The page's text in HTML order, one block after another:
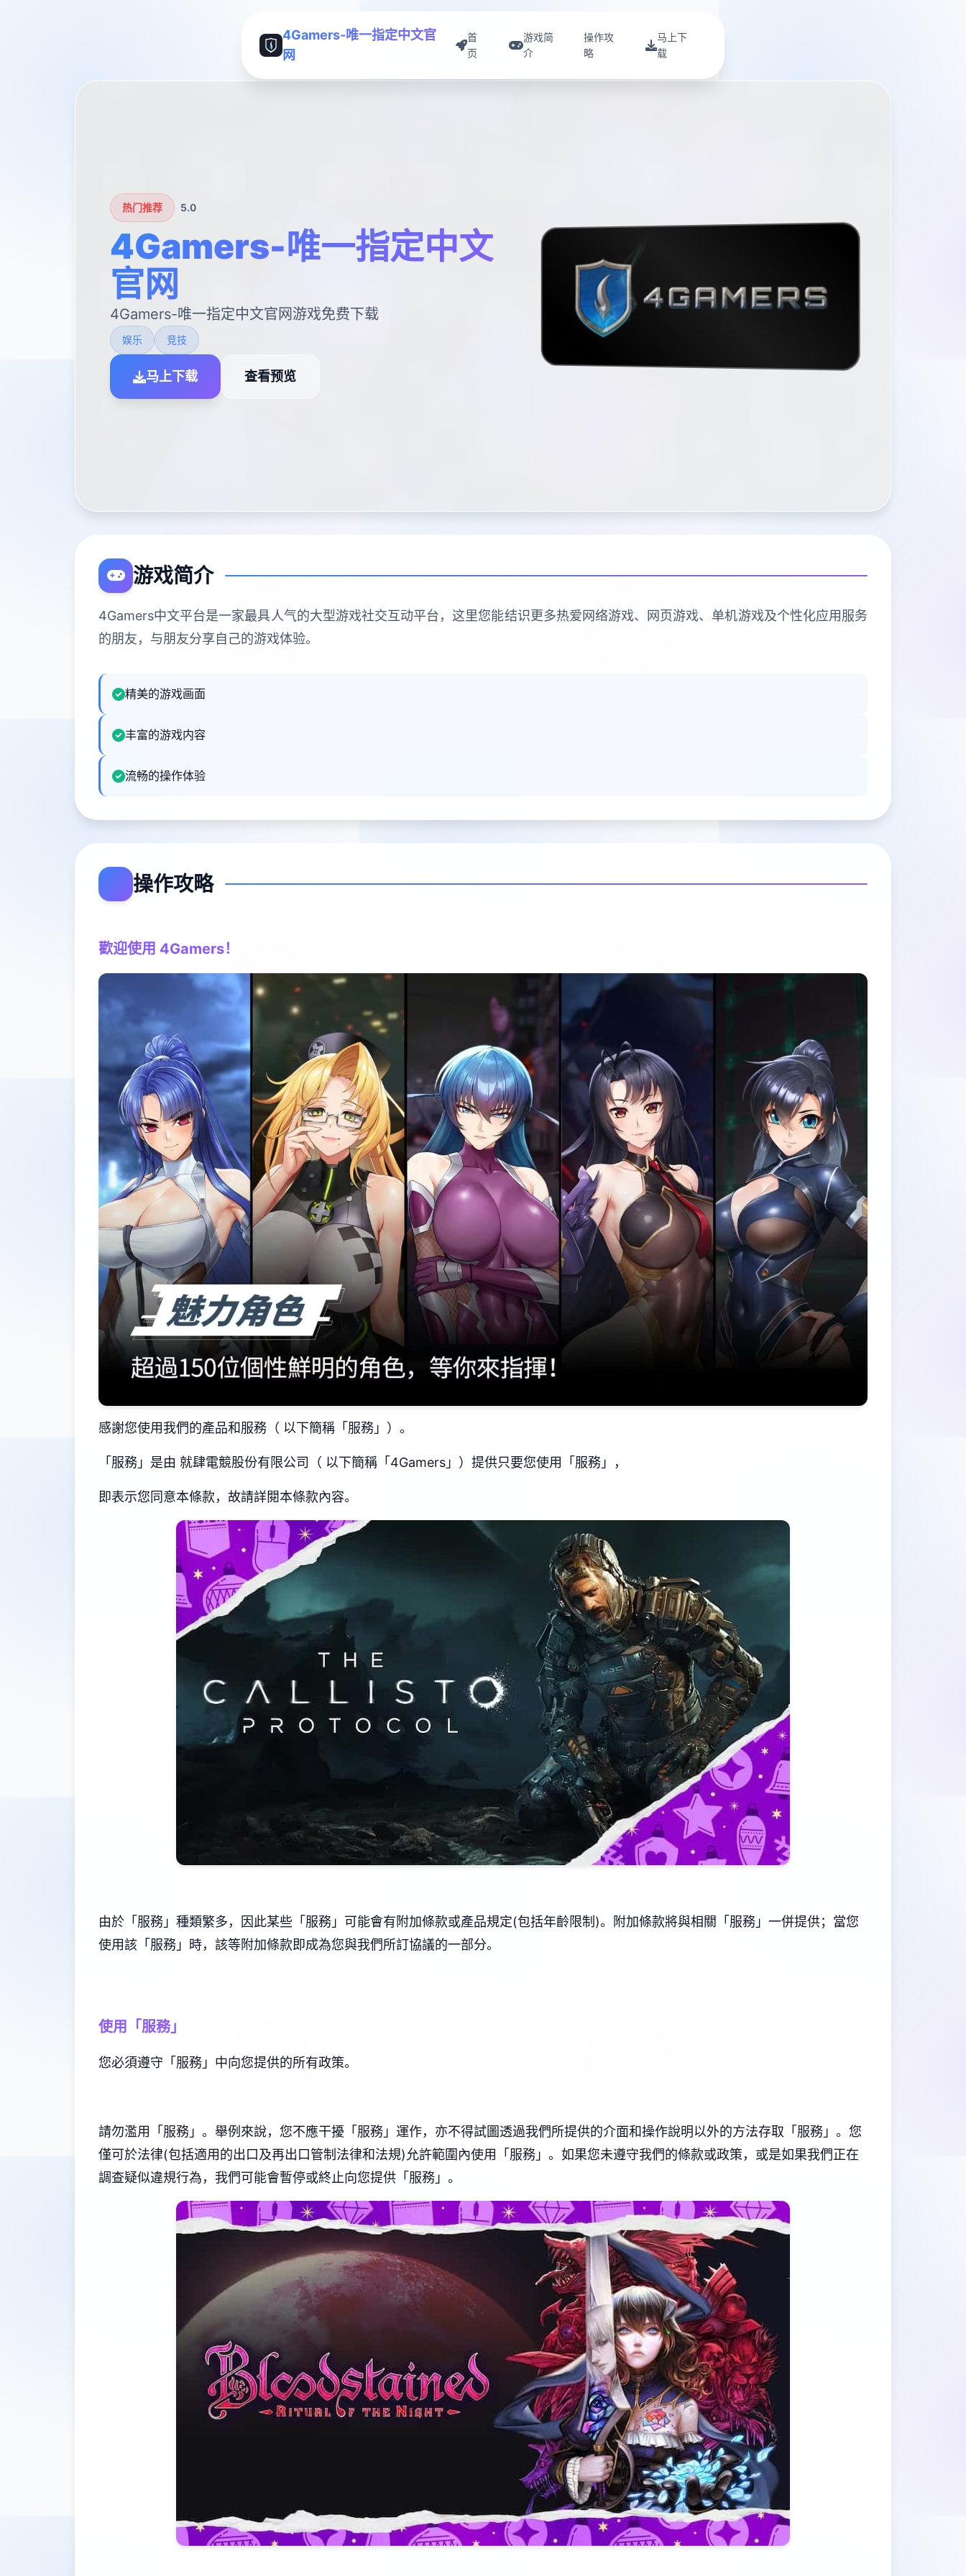
4Gamers-唯一指定中文官
网
首
页
游戏简
介
操作攻
略
马上下
载
热门推荐 5.0
4Gamers-唯一指定中文
官网
4Gamers-唯一指定中文官网游戏免费下载
娱乐 竞技
马上下载 查看预览
游戏简介
4Gamers中文平台是一家最具人气的大型游戏社交互动平台，这里您能结识更多热爱网络游戏、网页游戏、单机游戏及个性化应用服务
的朋友，与朋友分享自己的游戏体验。
精美的游戏画面
丰富的游戏内容
流畅的操作体验
操作攻略
歡迎使用 4Gamers！
感謝您使用我們的產品和服務（ 以下簡稱「服務」）。
「服務」是由 就肆電競股份有限公司（ 以下簡稱「4Gamers」）提供只要您使用「服務」，
即表示您同意本條款，故請詳閱本條款內容。
由於「服務」種類繁多，因此某些「服務」可能會有附加條款或產品規定(包括年齡限制)。附加條款將與相關「服務」一併提供；當您
使用該「服務」時，該等附加條款即成為您與我們所訂協議的一部分。
使用「服務」
您必須遵守「服務」中向您提供的所有政策。
請勿濫用「服務」。舉例來說，您不應干擾「服務」運作，亦不得試圖透過我們所提供的介面和操作說明以外的方法存取「服務」。您
僅可於法律(包括適用的出口及再出口管制法律和法規)允許範圍內使用「服務」。如果您未遵守我們的條款或政策，或是如果我們正在
調查疑似違規行為，我們可能會暫停或終止向您提供「服務」。